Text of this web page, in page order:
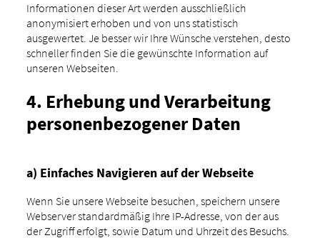
Informationen dieser Art werden ausschließlich
anonymisiert erhoben und von uns statistisch
ausgewertet. Je besser wir Ihre Wünsche verstehen, desto
schneller finden Sie die gewünschte Information auf
unseren Webseiten.
4. Erhebung und Verarbeitung
personenbezogener Daten
a) Einfaches Navigieren auf der Webseite
Wenn Sie unsere Webseite besuchen, speichern unsere
Webserver standardmäßig Ihre IP-Adresse, von der aus
der Zugriff erfolgt, sowie Datum und Uhrzeit des Besuchs.